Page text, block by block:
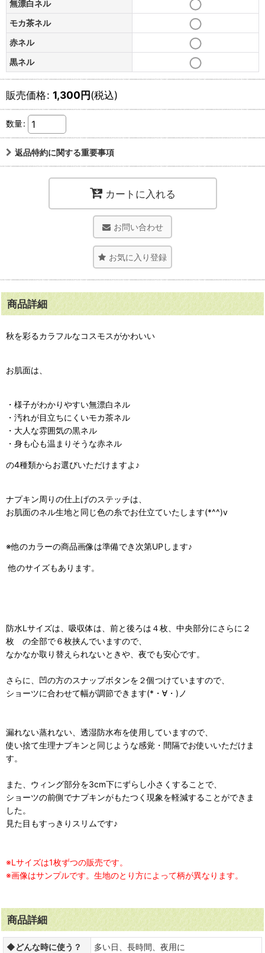
無漂白ネル
モカ茶ネル
赤ネル
黒ネル
販売価格: 1,300円(税込)
数量:
返品特約に関する重要事項
カートに入れる
お問い合わせ
お気に入り登録
商品詳細
秋を彩るカラフルなコスモスがかわいい
お肌面は、
・様子がわかりやすい無漂白ネル
・汚れが目立ちにくいモカ茶ネル
・大人な雰囲気の黒ネル
・身も心も温まりそうな赤ネル
の4種類からお選びいただけますよ♪
ナプキン周りの仕上げのステッチは、
お肌面のネル生地と同じ色の糸でお仕立ていたします(*^^)v
※他のカラーの商品画像は準備でき次第UPします♪
他のサイズもあります。
防水Lサイズは、吸収体は、前と後ろは４枚、中央部分にさらに２
枚 の全部で６枚挟んでいますので、
なかなか取り替えられないときや、夜でも安心です。
さらに、凹の方のスナップボタンを２個つけていますので、
ショーツに合わせて幅が調節できます(*・∀・)ノ
漏れない蒸れない、透湿防水布を使用していますので、
使い捨て生理ナプキンと同じような感覚・間隔でお使いいただけま
す。
また、ウィング部分を3cm下にずらし小さくすることで、
ショーツの前側でナプキンがもたつく現象を軽減することができま
した。
見た目もすっきりスリムです♪
※Lサイズは1枚ずつの販売です。
※画像はサンプルです。生地のとり方によって柄が異なります。
商品詳細
◆どんな時に使う？ 多い日、長時間、夜用に